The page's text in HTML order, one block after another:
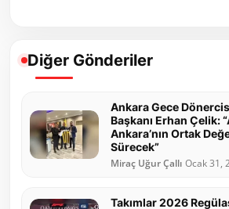
Diğer Gönderiler
Ankara Gece
Başkanı Erhan Çelik:
Ankara’nın Ortak
Sürecek”
Miraç Uğur Çallı Ocak 31,
Takımlar 2026